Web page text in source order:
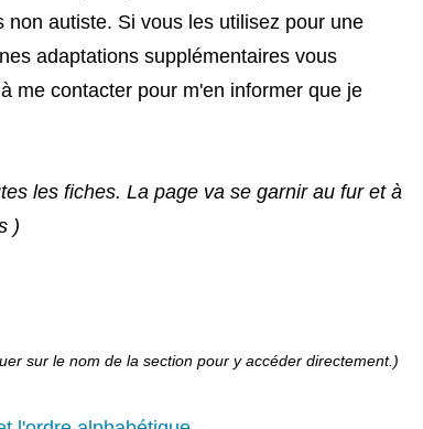
autiste. Si vous les utilisez pour une
adaptations supplémentaires vous
me contacter pour m'en informer que je
les fiches. La page va se garnir au fur et à
)
sur le nom de la section pour y accéder directement.)